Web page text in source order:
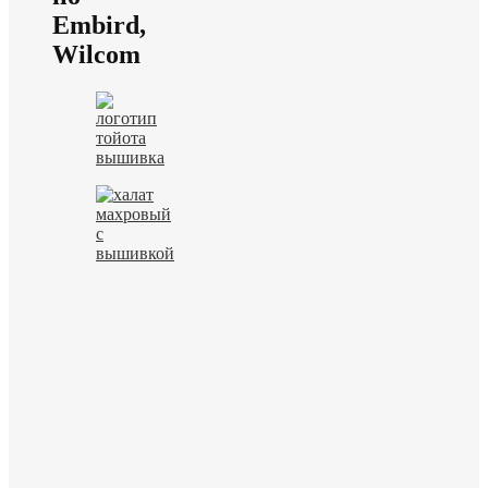
Embird,
Wilcom